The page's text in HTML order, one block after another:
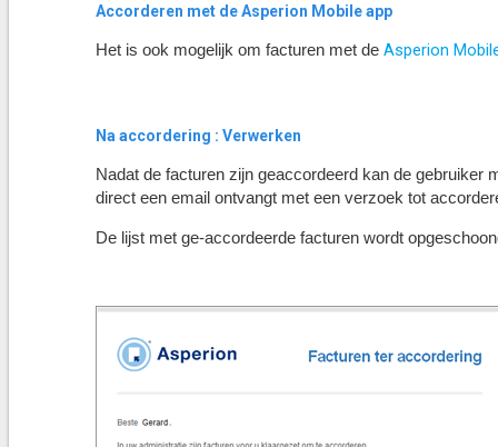
Accorderen met de Asperion Mobile app
Het is ook mogelijk om facturen met de Asperion
Na accordering : Verwerken
Nadat de facturen zijn geaccordeerd kan de gebruiker
direct een email ontvangt met een verzoek tot
De lijst met ge-accordeerde facturen wordt